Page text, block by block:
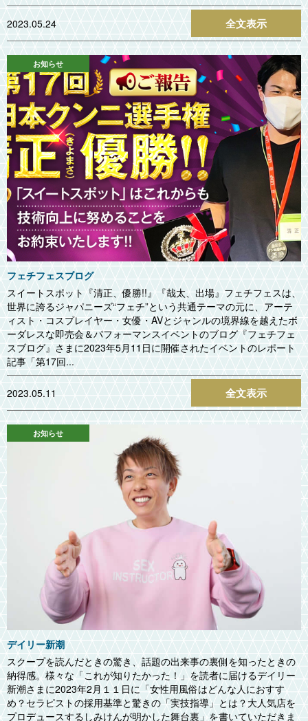
2023.05.24 全文表示
フェチフェスブログ
スイートスポット『清正、優勝!!』『哉太、出場』フェチフェスは、
世界に誇るジャパニーズ“フェチ”という共通テーマの元に、アーテ
ィスト・コスプレイヤー・女優・AVとジャンルの境界線を越えたボ
ーダレスな即売会＆パフォーマンスイベントのブログ『フェチフェ
スブログ』さまに2023年5月11日に開催されたイベントのレポート
記事「第17回...
2023.05.11 全文表示
お知らせ
デイリー新潮
スクープを読んだときの驚き、話題の出来事の裏側を知ったときの
納得感。様々な「これが知りたかった！」を読者に届けるデイリー
新潮さまに2023年2月１１日に「女性用風俗はどんな人におすす
め？セラピストの採用基準と驚きの「実技指導」とは？大人気店を
プロデュースするしみけんが明かした舞台裏」を書いていただきま
お知らせ